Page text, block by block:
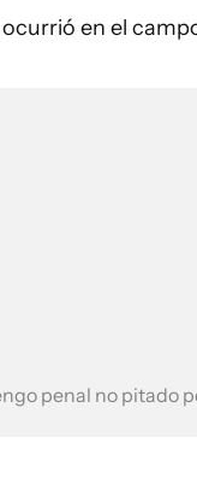
en el
penal no pitado